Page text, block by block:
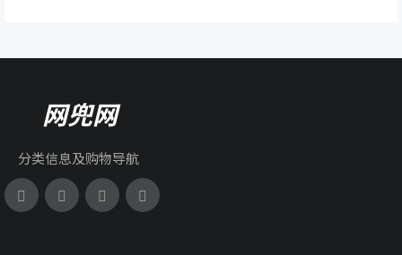
网兜网
分类信息及购物导航